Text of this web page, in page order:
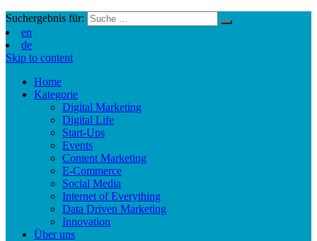
Suchergebnis für:
en
de
Skip to content
Home
Kategorie
Digital Marketing
Digital Life
Start-Ups
Events
Content Marketing
E-Commerce
Social Media
Internet of Everything
Data Driven Marketing
Innovation
Über uns